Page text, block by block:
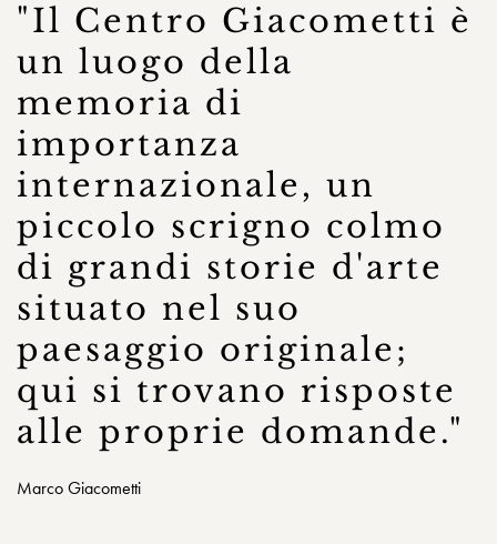
"Il Centro Giacometti è
un luogo della
memoria di
importanza
internazionale, un
piccolo scrigno colmo
di grandi storie d'arte
situato nel suo
paesaggio originale;
qui si trovano risposte
alle proprie domande."
Marco Giacometti